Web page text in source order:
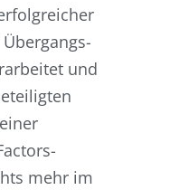
und
mehr im